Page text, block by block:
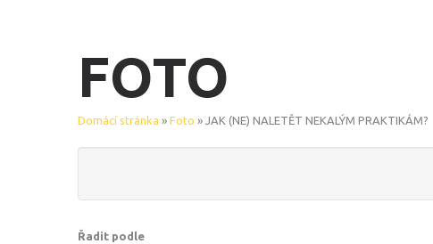
FOTO
Domácí stránka » Foto » JAK (NE) NALETĚT NEKALÝM PRAKTIKÁM?
Řadit podle